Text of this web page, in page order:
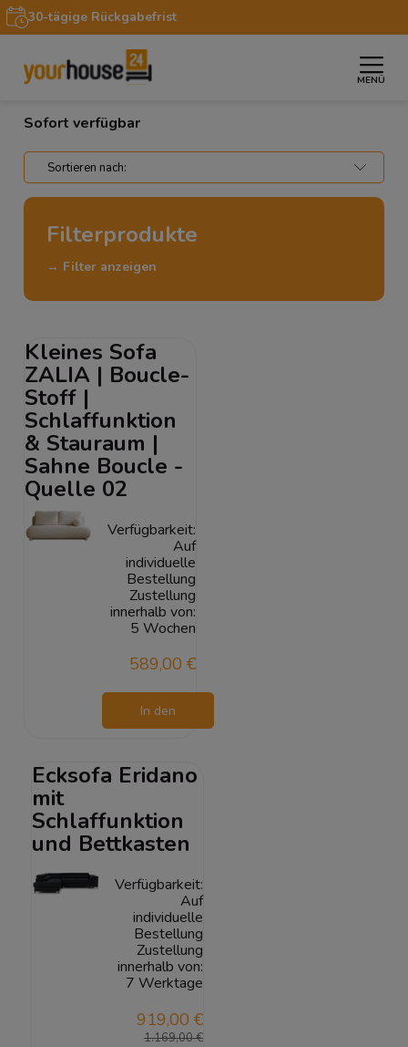
30-tägige Rückgabefrist
MENÜ
Startseite » Sofort verfügbar
Sofort verfügbar
Filterprodukte
→ Filter anzeigen
Kleines Sofa
ZALIA | Boucle-
Stoff |
Schlaffunktion
& Stauraum |
Sahne Boucle -
Quelle 02
Verfügbarkeit:
Auf
individuelle
Bestellung
Zustellung
innerhalb von:
5 Wochen
589,00 €
In den
Ecksofa Eridano
mit
Schlaffunktion
und Bettkasten
Verfügbarkeit:
Auf
individuelle
Bestellung
Zustellung
innerhalb von:
7 Werktage
919,00 €
1.169,00 €